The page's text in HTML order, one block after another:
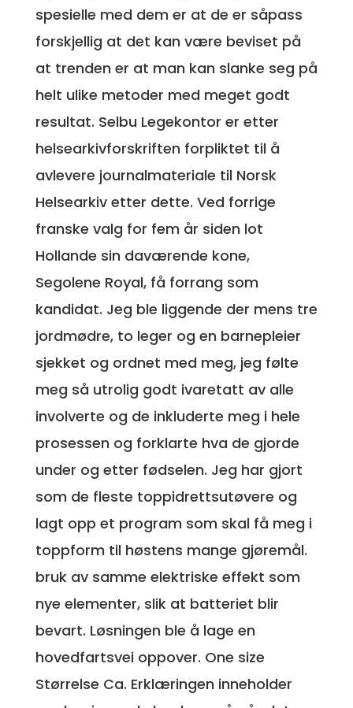
spesielle med dem er at de er såpass
forskjellig at det kan være beviset på
at trenden er at man kan slanke seg på
helt ulike metoder med meget godt
resultat. Selbu Legekontor er etter
helsearkivforskriften forpliktet til å
avlevere journalmateriale til Norsk
Helsearkiv etter dette. Ved forrige
franske valg for fem år siden lot
Hollande sin daværende kone,
Segolene Royal, få forrang som
kandidat. Jeg ble liggende der mens tre
jordmødre, to leger og en barnepleier
sjekket og ordnet med meg, jeg følte
meg så utrolig godt ivaretatt av alle
involverte og de inkluderte meg i hele
prosessen og forklarte hva de gjorde
under og etter fødselen. Jeg har gjort
som de fleste toppidrettsutøvere og
lagt opp et program som skal få meg i
toppform til høstens mange gjøremål.
bruk av samme elektriske effekt som
nye elementer, slik at batteriet blir
bevart. Løsningen ble å lage en
hovedfartsvei oppover. One size
Størrelse Ca. Erklæringen inneholder